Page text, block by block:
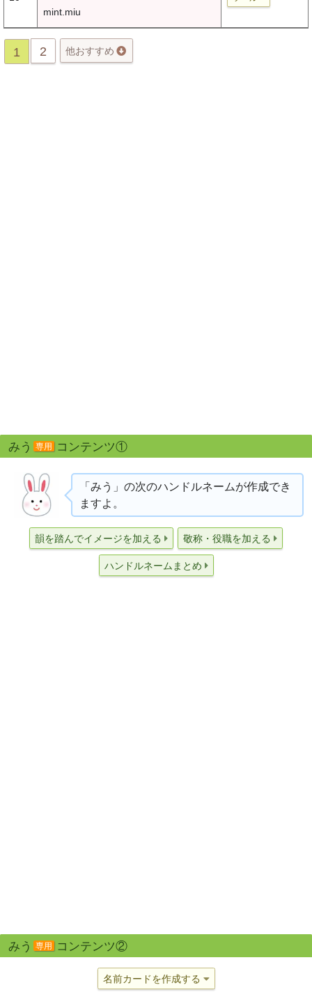
mint.miu
1 2 他おすすめ
みう 専用 コンテンツ①
「みう」の次のハンドルネームが作成でき
ますよ。
韻を踏んでイメージを加える 敬称・役職を加える
ハンドルネームまとめ
みう 専用 コンテンツ②
名前カードを作成する